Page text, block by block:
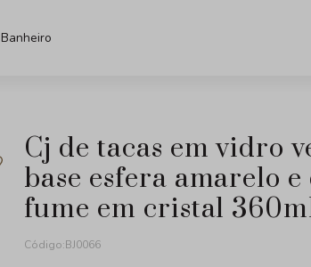
Banheiro
cj de tacas em vidro verde com
base esfera amarelo
fume em cristal
Código:BJ0066